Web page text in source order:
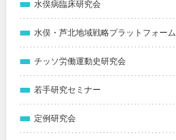
水俣病臨床研究会
水俣・芦北地域戦略プラットフォーム
チッソ労働運動史研究会
若手研究セミナー
定例研究会